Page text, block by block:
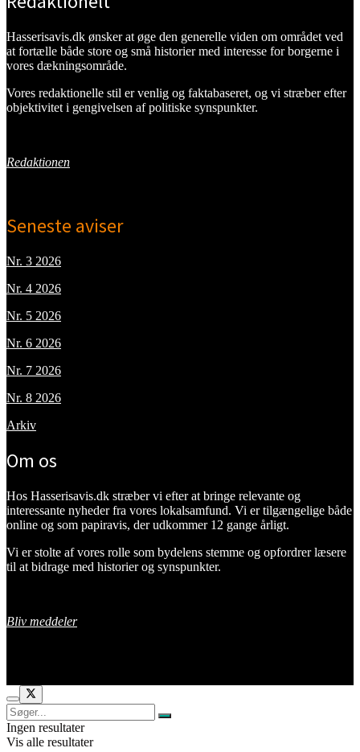
Hasserisavis.dk ønsker at øge den generelle viden om området ved
at fortælle både store og små historier med interesse for borgerne i
vores dækningsområde.
Vores redaktionelle stil er venlig og faktabaseret, og vi stræber efter
objektivitet i gengivelsen af politiske synspunkter.
Redaktionen
Seneste aviser
Nr. 3 2026
Nr. 4 2026
Nr. 5 2026
Nr. 6 2026
Nr. 7 2026
Nr. 8 2026
Arkiv
Om os
Hos Hasserisavis.dk stræber vi efter at bringe relevante og
interessante nyheder fra vores lokalsamfund. Vi er tilgængelige både
online og som papiravis, der udkommer 12 gange årligt.
Vi er stolte af vores rolle som bydelens stemme og opfordrer læsere
til at bidrage med historier og synspunkter.
Bliv meddeler
Ingen resultater
Vis alle resultater